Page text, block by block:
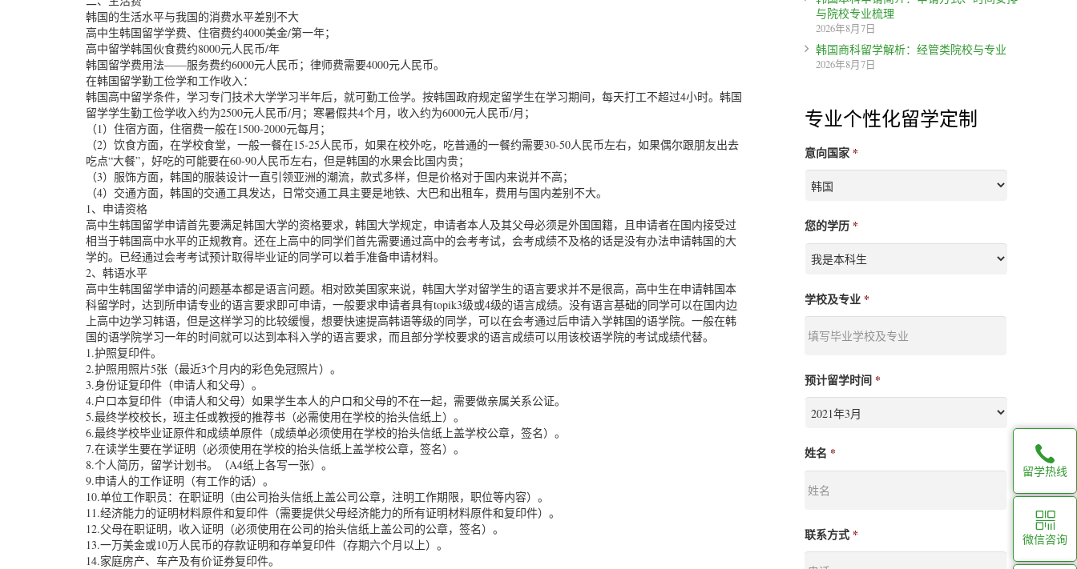
韩国的生活水平与我国的消费水平差别不大
高中生韩国留学学费、住宿费约4000美金/第一年；
高中留学韩国伙食费约8000元人民币/年
韩国留学费用法——服务费约6000元人民币；律师费需要4000元人民币。
在韩国留学勤工俭学和工作收入：
韩国高中留学条件，学习专门技术大学学习半年后，就可勤工俭学。按韩国政府规定留学生在学习期间，每天打工不超过4小时。韩国
留学学生勤工俭学收入约为2500元人民币/月；寒暑假共4个月，收入约为6000元人民币/月；
（1）住宿方面，住宿费一般在1500-2000元每月；
（2）饮食方面，在学校食堂，一般一餐在15-25人民币，如果在校外吃，吃普通的一餐约需要30-50人民币左右，如果偶尔跟朋友出去
吃点“大餐”，好吃的可能要在60-90人民币左右，但是韩国的水果会比国内贵；
（3）服饰方面，韩国的服装设计一直引领亚洲的潮流，款式多样，但是价格对于国内来说并不高；
（4）交通方面，韩国的交通工具发达，日常交通工具主要是地铁、大巴和出租车，费用与国内差别不大。
1、申请资格
高中生韩国留学申请首先要满足韩国大学的资格要求，韩国大学规定，申请者本人及其父母必须是外国国籍，且申请者在国内接受过
相当于韩国高中水平的正规教育。还在上高中的同学们首先需要通过高中的会考考试，会考成绩不及格的话是没有办法申请韩国的大
学的。已经通过会考考试预计取得毕业证的同学可以着手准备申请材料。
2、韩语水平
高中生韩国留学申请的问题基本都是语言问题。相对欧美国家来说，韩国大学对留学生的语言要求并不是很高，高中生在申请韩国本
科留学时，达到所申请专业的语言要求即可申请，一般要求申请者具有topik3级或4级的语言成绩。没有语言基础的同学可以在国内边
上高中边学习韩语，但是这样学习的比较缓慢，想要快速提高韩语等级的同学，可以在会考通过后申请入学韩国的语学院。一般在韩
国的语学院学习一年的时间就可以达到本科入学的语言要求，而且部分学校要求的语言成绩可以用该校语学院的考试成绩代替。
1.护照复印件。
2.护照用照片5张（最近3个月内的彩色免冠照片）。
3.身份证复印件（申请人和父母）。
4.户口本复印件（申请人和父母）如果学生本人的户口和父母的不在一起，需要做亲属关系公证。
5.最终学校校长，班主任或教授的推荐书（必需使用在学校的抬头信纸上）。
6.最终学校毕业证原件和成绩单原件（成绩单必须使用在学校的抬头信纸上盖学校公章，签名）。
7.在读学生要在学证明（必须使用在学校的抬头信纸上盖学校公章，签名）。
8.个人简历，留学计划书。（A4纸上各写一张）。
9.申请人的工作证明（有工作的话）。
10.单位工作职员：在职证明（由公司抬头信纸上盖公司公章，注明工作期限，职位等内容）。
11.经济能力的证明材料原件和复印件（需要提供父母经济能力的所有证明材料原件和复印件）。
12.父母在职证明，收入证明（必须使用在公司的抬头信纸上盖公司的公章，签名）。
13.一万美金或10万人民币的存款证明和存单复印件（存期六个月以上）。
14.家庭房产、车产及有价证券复印件。
与院校专业梳理
2026年8月7日
韩国商科留学解析：经管类院校与专业
2026年8月7日
专业个性化留学定制
意向国家 *
您的学历 *
学校及专业 *
预计留学时间 *
姓名 *
联系方式 *
留学热线
微信咨询